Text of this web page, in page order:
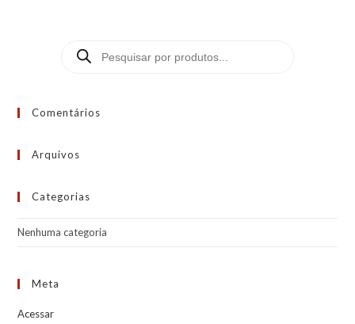
Comentários
Arquivos
Categorias
Nenhuma categoria
Meta
Acessar